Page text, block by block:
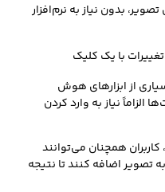
بدون نیاز به نرم‌افزار
با یک کلیک
از ابزارهای هوش
الزاماً نیاز به وارد کردن
همچنان می‌توانند
تصویر اضافه کنند تا نتیجه